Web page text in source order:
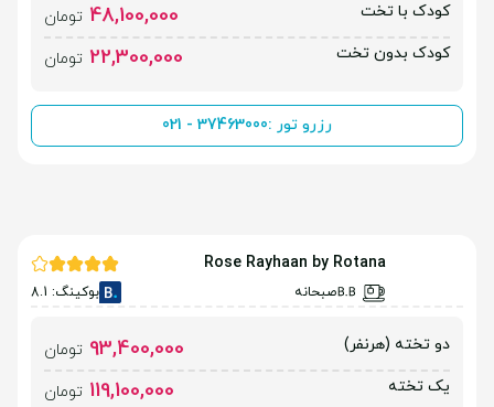
کودک با تخت
48,100,000 تومان
کودک بدون تخت
22,300,000 تومان
رزرو تور :021 - 37463000
Rose Rayhaan by Rotana
صبحانه بوکینگ: 8.1
دو تخته (هرنفر) 93,400,000 تومان
یک تخته
119,100,000 تومان